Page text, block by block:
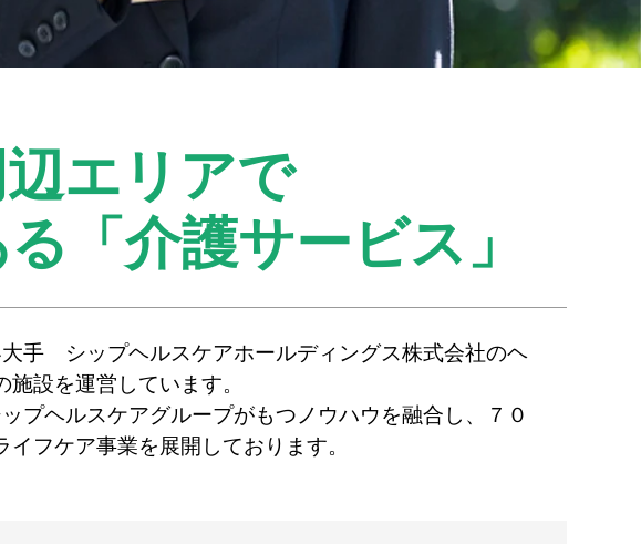
エリアで
「介護サービス」
手 シップヘルスケアホールディングス株式会社のヘ
設を運営しています。
プヘルスケアグループがもつノウハウを融合し、７０
フケア事業を展開しております。